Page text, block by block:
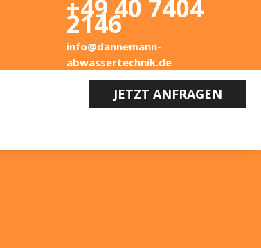
+49 40 7404
2146
info@dannemann-
abwassertechnik.de
JETZT ANFRAGEN